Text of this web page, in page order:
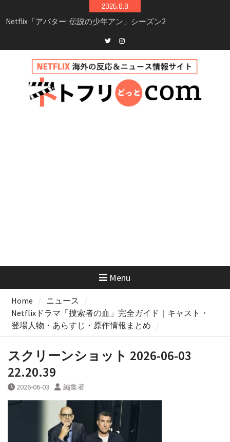
to
2026.8.8
シーズン3最新情報
Netflix映画「ボイスメールで恋をして」キャス
イッチ主演ロマコメ
新決定！2027年撮影開始へ
兄弟大騒動のコメディ映画「リトル・ブラザ
ー」がNetflixで配信！─キャスト・あらすじ・
見どころまとめ
Twitterinstagram
Menu
Home
ニュース
Netflixドラマ「捜索者の血」完全ガイド｜キャスト・
登場人物・あらすじ・原作情報まとめ
スクリーンショット 2026-06-03
22.20.39
2026-06-03 編集者